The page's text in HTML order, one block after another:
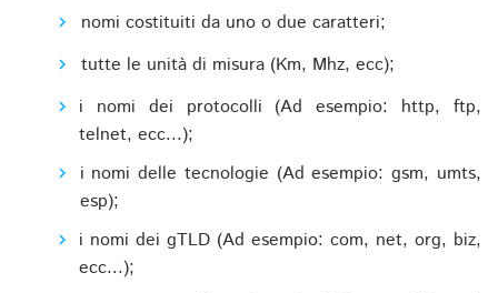
nomi costituiti da uno o due caratteri;
tutte le unità di misura (Km, Mhz, ecc);
i nomi dei protocolli (Ad esempio: http, ftp,
telnet, ecc...);
i nomi delle tecnologie (Ad esempio: gsm, umts,
esp);
i nomi dei gTLD (Ad esempio: com, net, org, biz,
ecc...);